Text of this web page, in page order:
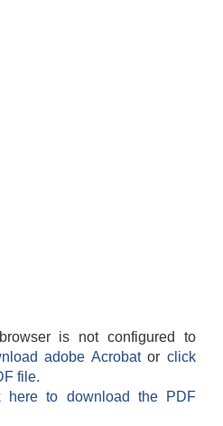
is not configured to
adobe Acrobatorclick
file.
here to download the PDF